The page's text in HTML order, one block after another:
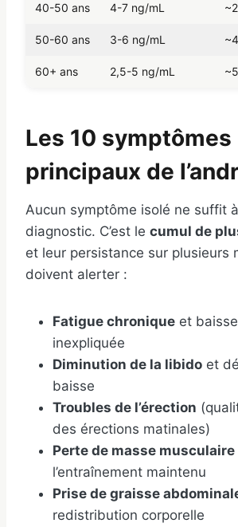
40-50 ans 4-7 ng/mL
50-60 ans 3-6 ng/mL
60+ ans 2,5-5 ng/mL
Les 10 symptômes
principaux de
Aucun symptôme isolé ne suffit
diagnostic. C’est le cumul de
et leur persistance sur plusieurs
doivent alerter :
Fatigue chronique et
inexpliquée
Diminution de la libido et
baisse
Troubles de l’érection
des érections matinales)
Perte de masse musculaire
l’entraînement maintenu
Prise de graisse
redistribution corporelle